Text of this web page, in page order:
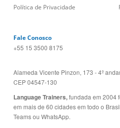
Política de Privacidade
Fale Conosco
+55 15 3500 8175
Alameda Vicente Pinzon, 173 - 4º
CEP 04547-130
Language Trainers,fundada em 2004
em mais de 60 cidades em todo o
Teams ou WhatsApp.